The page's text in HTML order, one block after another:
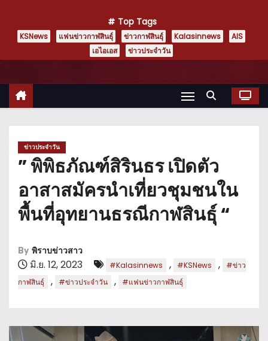
Top Tags
KSNews แฟนข่าวกาฬสินธุ์ ข่าวกาฬสินธุ์ Kalasinnews
AIS
เอไอเอส
ข่าวประจำวัน
ข่าวประจำวัน
” พิพิธภัณฑ์สิรินธร เปิดตัว
อาสาสมัครนำเที่ยวชุมชนใน
พื้นที่อุทยานธรณีกาฬสินธุ์ “
By พิราบข่าวสาว
มิ.ย. 12, 2023 #Kalasinnews , #KSNews ,
#ข่าว
กาฬสินธุ์
, #ข่าวประจำวัน , #แฟนข่าวกาฬสินธุ์